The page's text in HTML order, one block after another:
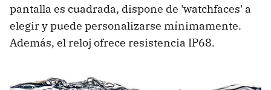
pantalla es cuadrada, dispone de 'watchfaces' a
elegir y puede personalizarse mínimamente.
Además, el reloj ofrece resistencia IP68.